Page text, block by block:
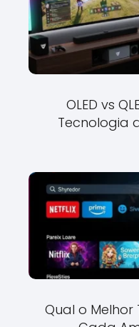
OLED vs
Tecnologia
Qual o Melhor